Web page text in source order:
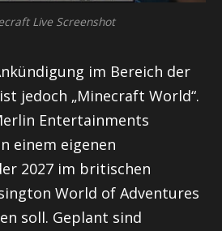
Live Screenshot
im Bereich der
jedoch „Minecraft World“.
Entertainments
einem eigenen
2027 im britischen
World of Adventures
soll. Geplant sind